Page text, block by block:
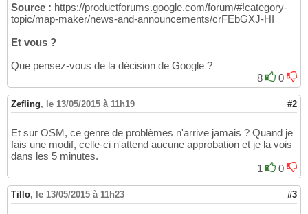
Source : https://productforums.google.com/forum/#!category-
topic/map-maker/news-and-announcements/crFEbGXJ-HI
Et vous ?
Que pensez-vous de la décision de Google ?
8
0
Zefling, le 13/05/2015 à 11h19 #2
Et sur OSM, ce genre de problèmes n'arrive jamais ? Quand je
fais une modif, celle-ci n'attend aucune approbation et je la vois
dans les 5 minutes.
1
0
Tillo, le 13/05/2015 à 11h23 #3